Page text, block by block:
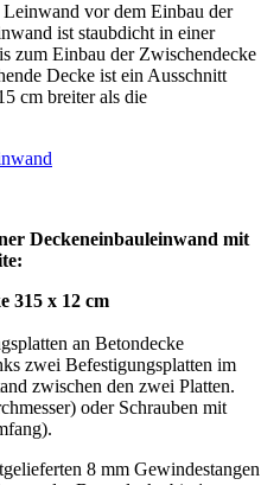
vor dem Einbau der
ist staubdicht in einer
zum Einbau der Zwischendecke
Decke ist ein Ausschnitt
cm breiter als die
Deckeneinbauleinwand mit
315 x 12 cm
an Betondecke
zwei Befestigungsplatten im
zwischen den zwei Platten.
oder Schrauben mit
8 mm Gewindestangen